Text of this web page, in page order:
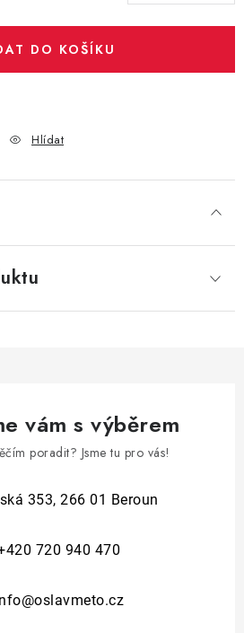
ŠERPY
údajů
DO KOŠÍKU
Hlídat
vám s výběrem
poradit? Jsme tu pro vás!
353, 266 01 Beroun
720 940 470
@oslavmeto.cz